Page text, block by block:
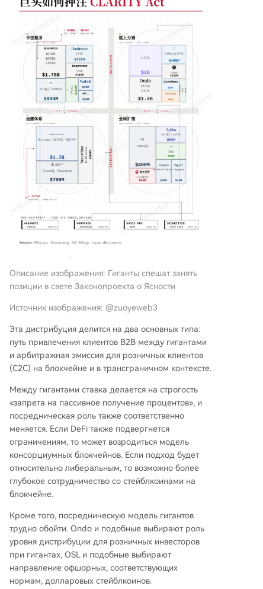
Описание изображения: Гиганты спешат занять
позиции в свете Законопроекта о Ясности
Источник изображения: @zuoyeweb3
Эта дистрибуция делится на два основных типа:
путь привлечения клиентов B2B между гигантами
и арбитражная эмиссия для розничных клиентов
(C2C) на блокчейне и в трансграничном контексте.
Между гигантами ставка делается на строгость
«запрета на пассивное получение процентов», и
посредническая роль также соответственно
меняется. Если DeFi также подвергнется
ограничениям, то может возродиться модель
консорциумных блокчейнов. Если подход будет
относительно либеральным, то возможно более
глубокое сотрудничество со стейблкоинами на
блокчейне.
Кроме того, посредническую модель гигантов
трудно обойти. Ondo и подобные выбирают роль
уровня дистрибуции для розничных инвесторов
при гигантах, OSL и подобные выбирают
направление офшорных, соответствующих
нормам, долларовых стейблкоинов.